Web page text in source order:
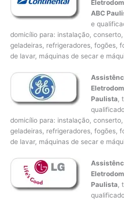
ABC
e
domicílio para: instalação,
geladeiras, refrigeradores, fogões,
de lavar, máquinas de secar e
Paulista,
domicílio para: instalação,
geladeiras, refrigeradores, fogões,
de lavar, máquinas de secar e
Paulista,